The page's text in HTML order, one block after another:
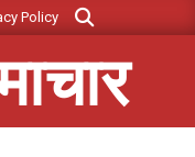
Policy
Search